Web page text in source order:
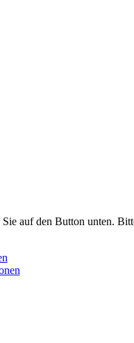
auf den Button unten.